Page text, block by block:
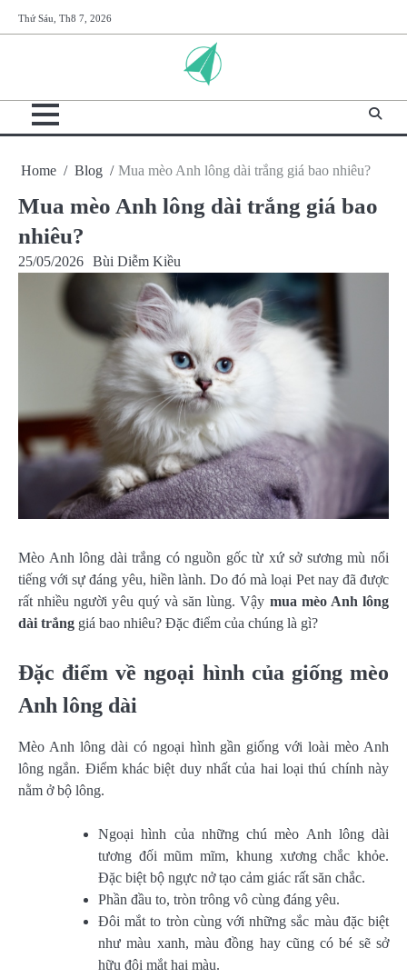
to
Thứ Sáu, Th8 7, 2026
Home Blog Mua mèo Anh lông dài trắng giá bao nhiêu?
Mua mèo Anh lông dài trắng giá bao
nhiêu?
25/05/2026 Bùi Diễm Kiều
Mèo Anh lông dài trắng có nguồn gốc từ xứ sở sương mù nổi
tiếng với sự đáng yêu, hiền lành. Do đó mà loại Pet nay đã được
rất nhiều người yêu quý và săn lùng. Vậy mua mèo Anh lông
dài trắng giá bao nhiêu? Đặc điểm của chúng là gì?
Đặc điểm về ngoại hình của giống mèo
Anh lông dài
Mèo Anh lông dài có ngoại hình gần giống với loài mèo Anh
lông ngắn. Điểm khác biệt duy nhất của hai loại thú chính này
nằm ở bộ lông.
Ngoại hình của những chú mèo Anh lông dài
tương đối mũm mĩm, khung xương chắc khỏe.
Đặc biệt bộ ngực nở tạo cảm giác rất săn chắc.
Phần đầu to, tròn trông vô cùng đáng yêu.
Đôi mắt to tròn cùng với những sắc màu đặc biệt
như màu xanh, màu đồng hay cũng có bé sẽ sở
hữu đôi mắt hai màu.